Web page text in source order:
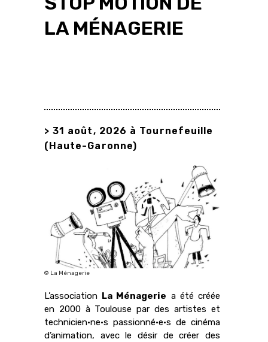
LA MÉNAGERIE
> 31 août, 2026 à Tournefeuille
(Haute-Garonne)
© La Ménagerie
L’association La Ménagerie a été créée
en 2000 à Toulouse par des artistes et
technicien·ne·s passionné·e·s de cinéma
d’animation, avec le désir de créer des